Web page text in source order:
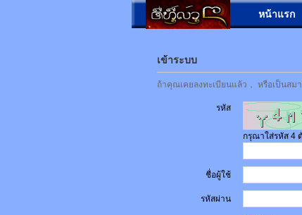
หน้าแรก
เข้าระบบ
ถ้าคุณเคยลงทะเบียนแล้ว， หรือเป็นสม
รหัส
กรุณาใส่รหัส 4
ชื่อผู้ใช้
รหัสผ่าน